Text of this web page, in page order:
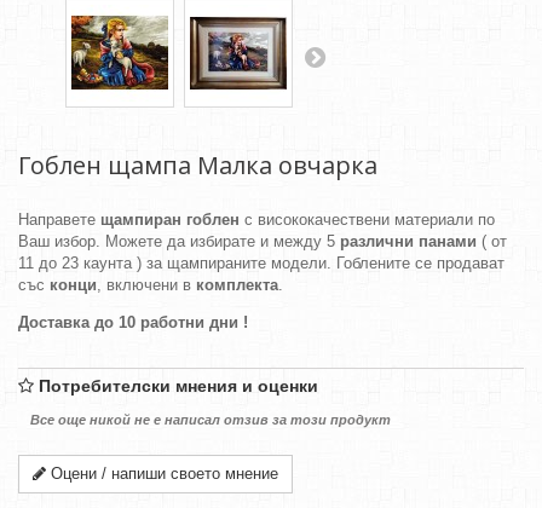
Гоблен щампа Малка овчарка
Направете щампиран гоблен с висококачествени материали по
Ваш избор. Можете да избирате и между 5 различни панами ( от
11 до 23 каунта ) за щампираните модели. Гоблените се продават
със конци, включени в комплекта.
Доставка до 10 работни дни !
Потребителски мнения и оценки
Все още никой не е написал отзив за този продукт
Оцени / напиши своето мнение